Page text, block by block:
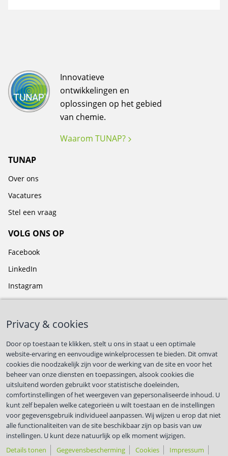
Innovatieve
ontwikkelingen en
oplossingen op het gebied
van chemie.
Waarom TUNAP?
TUNAP
Over ons
Vacatures
Stel een vraag
VOLG ONS OP
Facebook
LinkedIn
Instagram
First name*
Last name*
Met respect voor jouw privacy.
Privacy & cookies
Door op toestaan te klikken, stelt u ons in staat u een optimale
website-ervaring en eenvoudige winkelprocessen te bieden. Dit omvat
cookies die noodzakelijk zijn voor de werking van de site en voor het
beheer van onze diensten en toepassingen, alsook cookies die
uitsluitend worden gebruikt voor statistische doeleinden,
comfortinstellingen of het weergeven van gepersonaliseerde inhoud. U
kunt zelf bepalen welke categorieën u wilt toestaan en de instellingen
voor gegevensgebruik individueel aanpassen. Wij wijzen u erop dat niet
alle functionaliteiten van de site beschikbaar zijn op basis van uw
instellingen. U kunt deze natuurlijk op elk moment wijzigen.
Details tonen
Gegevensbescherming Cookies Impressum